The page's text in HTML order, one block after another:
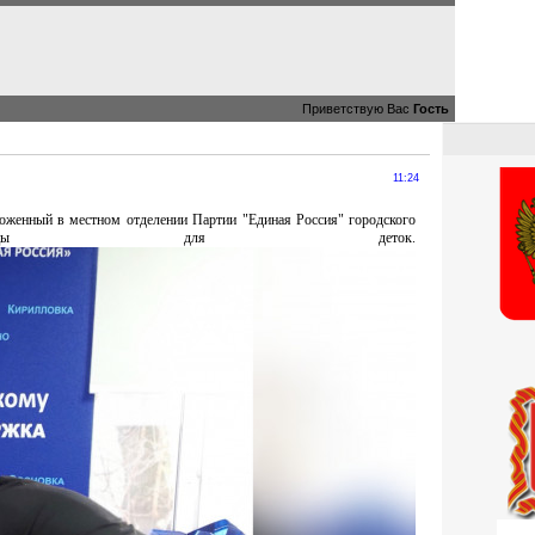
Приветствую Вас Гость
11:24
в местном отделении Партии "Единая Россия" городского
для деток.